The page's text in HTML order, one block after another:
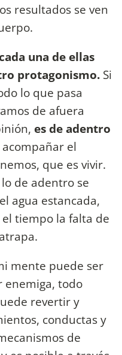
resultados se ven
una de ellas
protagonismo. Si
lo que pasa
de afuera
es de adentro
el
que es vivir.
de adentro se
agua estancada,
tiempo la falta de
mente puede ser
enemiga, todo
revertir y
conductas y
de